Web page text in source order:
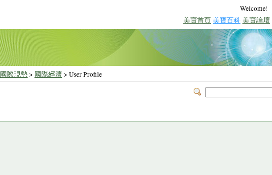
Welcome!
美寶首頁 美寶百科 美寶論壇
國際現勢> 國際經濟> User Profile